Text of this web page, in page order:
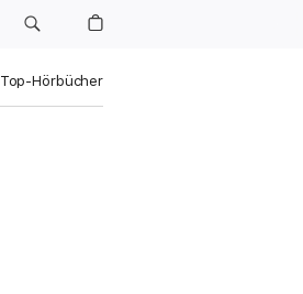
Top-Hörbücher